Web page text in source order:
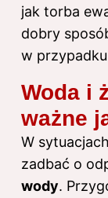
jak torba
dobry
w
Woda i
ważne
W
zadbać o
wody.